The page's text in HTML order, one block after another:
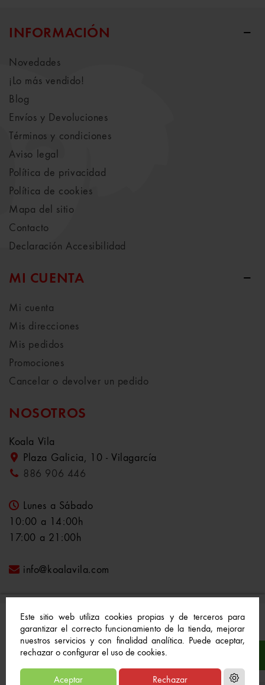
Este sitio web utiliza cookies propias y de terceros para
garantizar el correcto funcionamiento de la tienda, mejorar
nuestros servicios y con finalidad analítica. Puede aceptar,
rechazar o configurar el uso de cookies.
Aceptar Rechazar
INFORMACIÓN
Novedades
¡Lo más vendido!
Blog
Envíos y Devoluciones
Términos y condiciones
Aviso legal
Política de privacidad
Política de cookies
Mapa del sitio
Contacto
Declaración Accesibilidad
MI CUENTA
Mi cuenta
Mis direcciones
Mis pedidos
Promociones
Cancelar o devolver un pedido
NOSOTROS
Koala Vila
Plaza Galicia, 10 - Vilagarcía
886 906 446
Lunes a Sábado
10:00 a 14:00h
17:00 a 21:00h
info@koalavila.com
© 2021-2022 Koala Vila™. Todos los derechos